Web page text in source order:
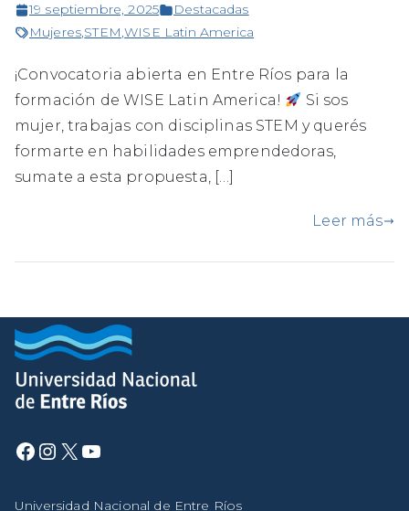
19 septiembre, 2025
Destacadas
Mujeres,STEM,WISE Latin America
¡Convocatoria abierta en Entre Ríos para la
formación de WISE Latin America!
Si sos
mujer, trabajas con disciplinas STEM y querés
formarte en habilidades emprendedoras,
sumate a esta propuesta, […]
Leer más
Universidad Nacional de Entre Ríos